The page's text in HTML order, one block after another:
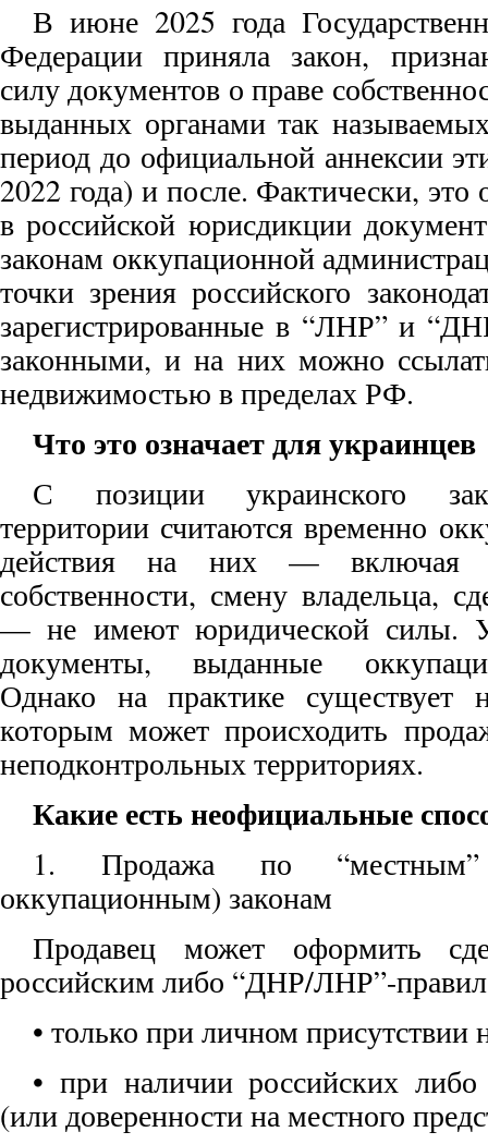
В июне 2025 года
Федерации приняла закон,
силу документов о праве
выданных органами так
период до официальной аннексии
2022 года) и после. Фактически, это
в российской юрисдикции
законам оккупационной
точки зрения российского
зарегистрированные в “ЛНР” и
законными, и на них можно
недвижимостью в пределах РФ.
Что это означает для украинцев
С позиции украинского
территории считаются временно
действия на них — включая
собственности, смену владельца,
— не имеют юридической силы.
документы, выданные
Однако на практике существует
которым может происходить
неподконтрольных территориях.
Какие есть неофициальные
1. Продажа по
оккупационным) законам
Продавец может оформить
российским либо “ДНР/ЛНР”-
• только при личном присутствии
• при наличии российских
(или доверенности на местного